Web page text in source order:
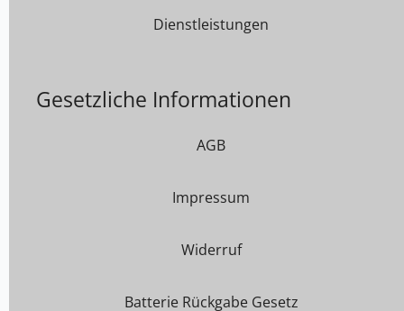
Dienstleistungen
Gesetzliche Informationen
AGB
Impressum
Widerruf
Batterie Rückgabe Gesetz